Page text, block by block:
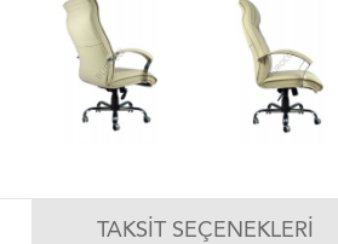
TAKSIT SEÇENEKLERI